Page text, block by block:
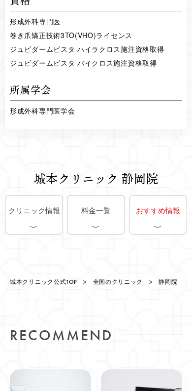
形成外科専門医
巻き爪矯正技術3TO(VHO)ライセンス
ジュビダームビスタ ハイラクロス施注資格取得
ジュビダームビスタ バイクロス施注資格取得
所属学会
形成外科専門医学会
城本クリニック 静岡院
クリニック情報 料金一覧 おすすめ情報
城本クリニック公式TOP > 全国のクリニック > 静岡院
RECOMMEND